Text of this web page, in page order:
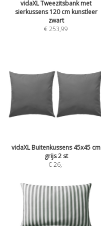
vidaXL Tweezitsbank met
sierkussens 120 cm kunstleer
zwart
€ 253,99
vidaXL Buitenkussens 45x45 cm
grijs 2 st
€ 26,-